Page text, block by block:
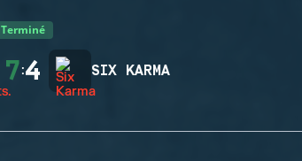
Terminé
7:4 SIX KARMA